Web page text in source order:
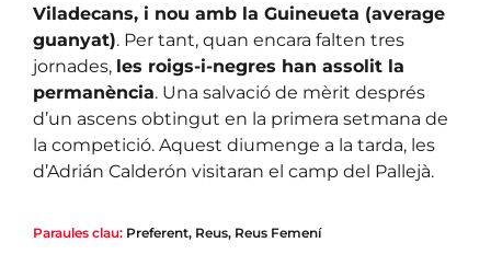
Viladecans, i nou amb la Guineueta (average
guanyat). Per tant, quan encara falten tres
jornades, les roigs-i-negres han assolit la
permanència. Una salvació de mèrit després
d’un ascens obtingut en la primera setmana de
la competició. Aquest diumenge a la tarda, les
d’Adrián Calderón visitaran el camp del Pallejà.
Paraules clau: Preferent, Reus, Reus Femení